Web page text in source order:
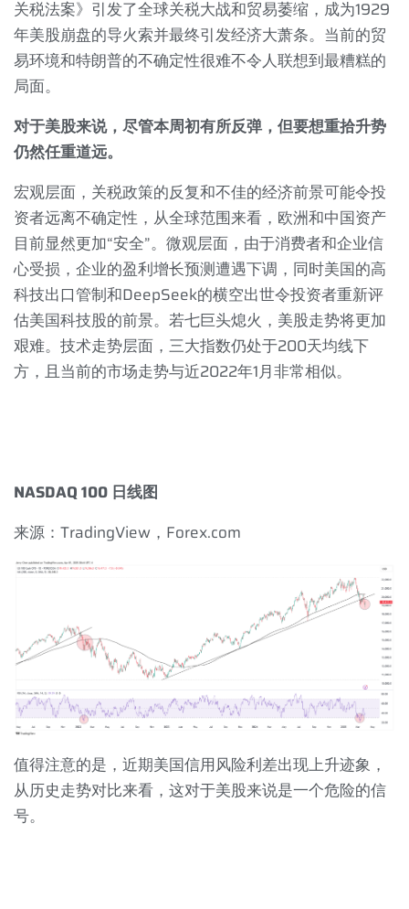
关税法案》引发了全球关税大战和贸易萎缩，成为1929
年美股崩盘的导火索并最终引发经济大萧条。当前的贸
易环境和特朗普的不确定性很难不令人联想到最糟糕的
局面。
对于美股来说，尽管本周初有所反弹，但要想重拾升势
仍然任重道远。
宏观层面，关税政策的反复和不佳的经济前景可能令投
资者远离不确定性，从全球范围来看，欧洲和中国资产
目前显然更加“安全”。微观层面，由于消费者和企业信
心受损，企业的盈利增长预测遭遇下调，同时美国的高
科技出口管制和DeepSeek的横空出世令投资者重新评
估美国科技股的前景。若七巨头熄火，美股走势将更加
艰难。技术走势层面，三大指数仍处于200天均线下
方，且当前的市场走势与近2022年1月非常相似。
NASDAQ 100 日线图
来源： TradingView ， Forex.com
值得注意的是，近期美国信用风险利差出现上升迹象，
从历史走势对比来看，这对于美股来说是一个危险的信
号。